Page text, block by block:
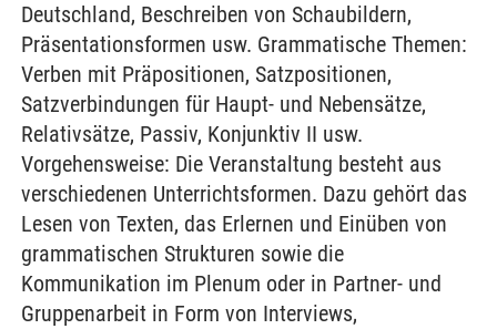
Deutschland, Beschreiben von Schaubildern,
Präsentationsformen usw. Grammatische Themen:
Verben mit Präpositionen, Satzpositionen,
Satzverbindungen für Haupt- und Nebensätze,
Relativsätze, Passiv, Konjunktiv II usw.
Vorgehensweise: Die Veranstaltung besteht aus
verschiedenen Unterrichtsformen. Dazu gehört das
Lesen von Texten, das Erlernen und Einüben von
grammatischen Strukturen sowie die
Kommunikation im Plenum oder in Partner- und
Gruppenarbeit in Form von Interviews,